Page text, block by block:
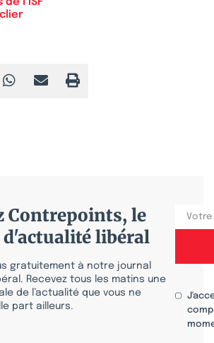
Contrepoints, le
libéral
gratuitement à notre journal
Recevez tous les matins une
de l’actualité que vous ne
part ailleurs.